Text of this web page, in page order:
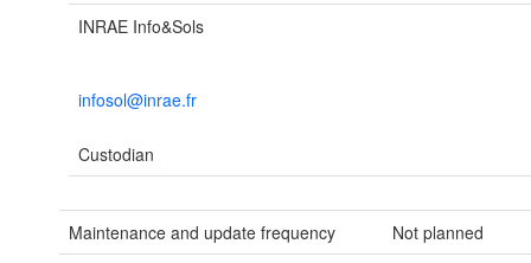
INRAE Info&Sols
infosol@inrae.fr
Custodian
Maintenance and update frequency
Not planned